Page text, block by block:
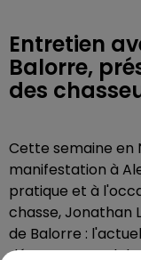
Entretien
Balorre,
des
Cette semaine en
manifestation à
pratique et à
chasse, Jonathan
de Balorre :
départemental de